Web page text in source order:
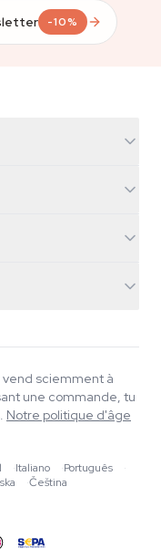
-10%
vend sciemment à
une commande, tu
Notre politique d'âge
·Italiano ·Português
·
·Čeština